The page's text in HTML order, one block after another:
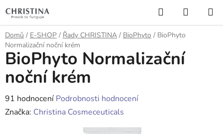
na
obsah
Hledat
KOŠÍK
Domů / E-SHOP / Řady CHRISTINA / BioPhyto / BioPhyto
Normalizační noční krém
BioPhyto Normalizační
noční krém
Průměrné
hodnocení
91 hodnocení Podrobnosti hodnocení
Značka: Christina Cosmeceuticals